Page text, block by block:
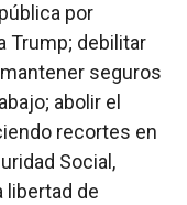
por
Trump; debilitar
seguros
abolir el
recortes en
Social,
libertad de